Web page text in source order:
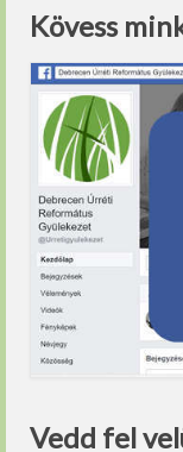
Kövess
Vedd fel